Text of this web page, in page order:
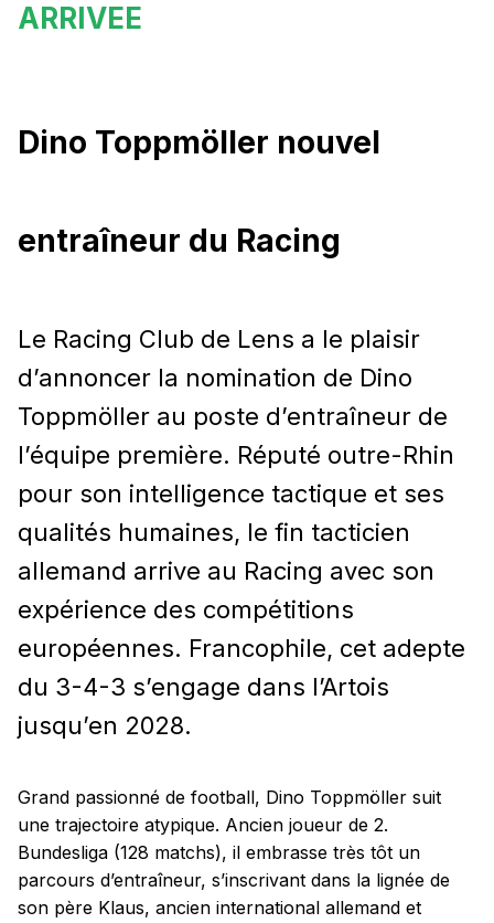
ARRIVEE
Dino Toppmöller nouvel
entraîneur du Racing
Le Racing Club de Lens a le plaisir
d’annoncer la nomination de Dino
Toppmöller au poste d’entraîneur de
l’équipe première. Réputé outre-Rhin
pour son intelligence tactique et ses
qualités humaines, le fin tacticien
allemand arrive au Racing avec son
expérience des compétitions
européennes. Francophile, cet adepte
du 3-4-3 s’engage dans l’Artois
jusqu’en 2028.
Grand passionné de football, Dino Toppmöller suit
une trajectoire atypique. Ancien joueur de 2.
Bundesliga (128 matchs), il embrasse très tôt un
parcours d’entraîneur, s’inscrivant dans la lignée de
son père Klaus, ancien international allemand et